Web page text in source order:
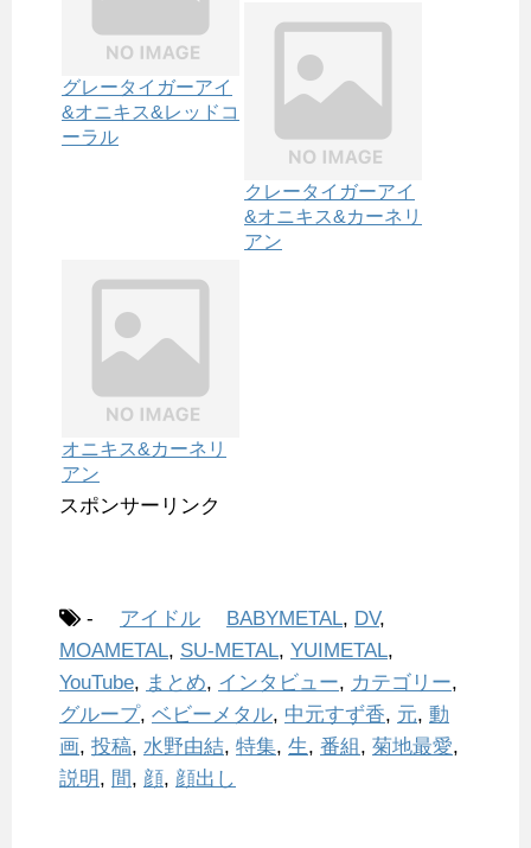
グレータイガーアイ
&オニキス&レッドコ
ーラル
クレータイガーアイ
&オニキス&カーネリ
アン
オニキス&カーネリ
アン
スポンサーリンク
- アイドル BABYMETAL, DV,
MOAMETAL, SU-METAL, YUIMETAL,
YouTube, まとめ, インタビュー, カテゴリー,
グループ, ベビーメタル, 中元すず香, 元, 動
画, 投稿, 水野由結, 特集, 生, 番組, 菊地最愛,
説明 , 間, 顔, 顔出し